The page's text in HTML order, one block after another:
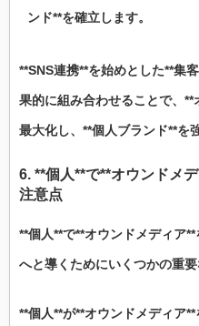
ンド**を確立します。
**SNS連携**を始めとした**集
果的に組み合わせることで、
最大化し、**個人ブランド**を
6. **個人**で**オウンドメ
注意点
**個人**で**オウンドメディア
へと導くためにいくつかの重要
**個人**が**オウンドメディア